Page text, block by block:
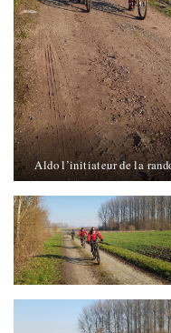
Aldo l’initiateur de la